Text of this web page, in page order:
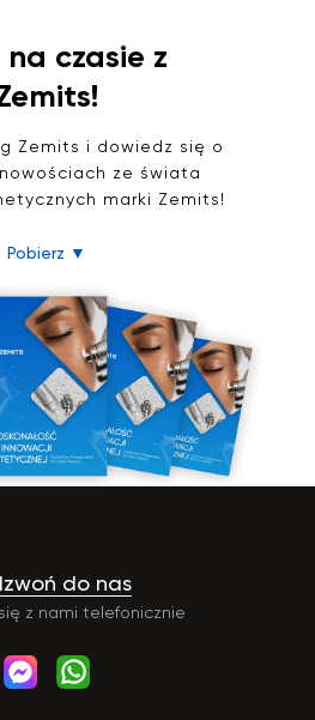
na czasie z
Zemits i dowiedz się o
ze świata
marki Zemits!
Pobierz ▼
z nami telefonicznie
do nas